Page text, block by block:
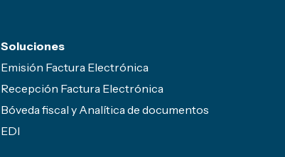
Soluciones
Emisión Factura Electrónica
Recepción Factura Electrónica
Bóveda fiscal y Analítica de documentos
EDI